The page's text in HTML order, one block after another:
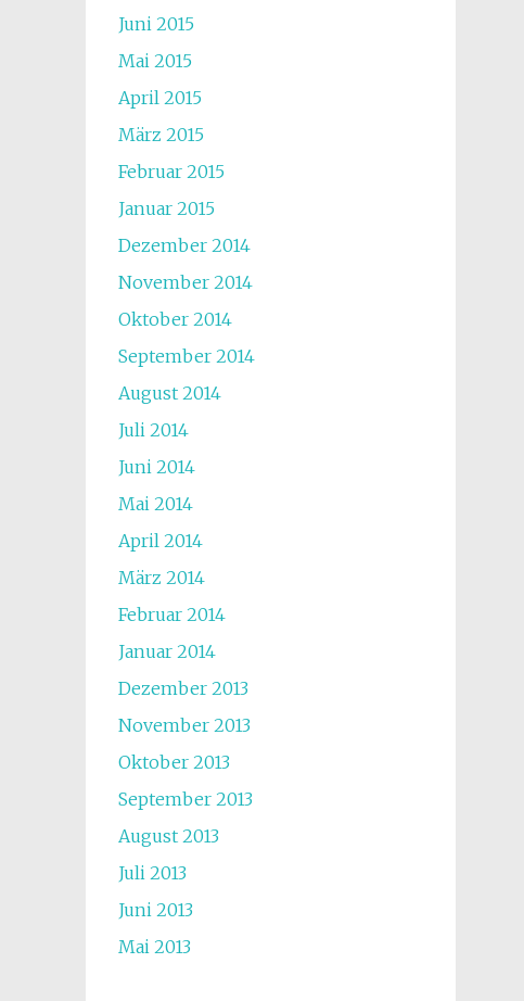
Juni 2015
Mai 2015
April 2015
März 2015
Februar 2015
Januar 2015
Dezember 2014
November 2014
Oktober 2014
September 2014
August 2014
Juli 2014
Juni 2014
Mai 2014
April 2014
März 2014
Februar 2014
Januar 2014
Dezember 2013
November 2013
Oktober 2013
September 2013
August 2013
Juli 2013
Juni 2013
Mai 2013